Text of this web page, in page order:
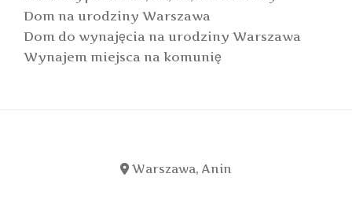
Dom na urodziny Warszawa
Dom do wynajęcia na urodziny Warszawa
Wynajem miejsca na komunię
Warszawa, Anin